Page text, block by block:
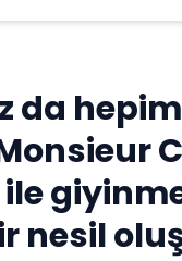
da
nesil